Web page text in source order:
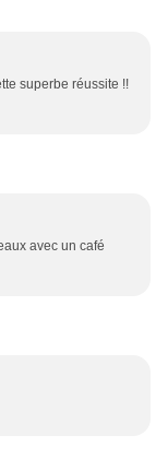
superbe réussite !!
avec un café